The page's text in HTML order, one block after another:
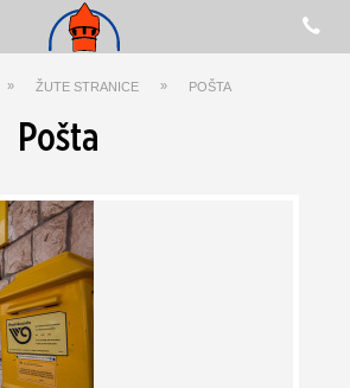
» ŽUTE STRANICE » POŠTA
Pošta